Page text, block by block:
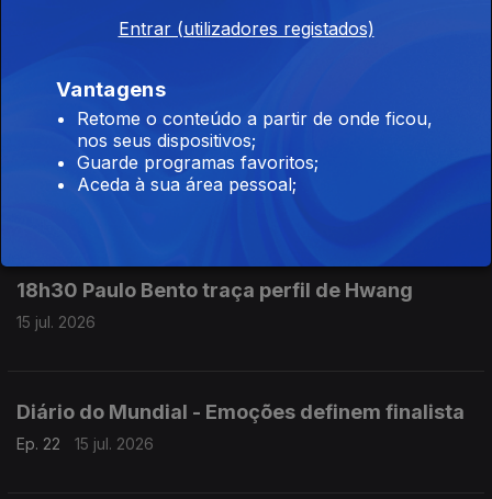
17 jul. 2026
12h30 Pode o Benfica antecipar castigo?
18h30 Paulo Bento traça perfil de Hwang
15 jul. 2026
Diário do Mundial - Emoções definem finalista
Ep. 22 15 jul. 2026
Entrar (utilizadores registados)
Vantagens
Retome o conteúdo a partir de onde ficou,
nos seus dispositivos;
Guarde programas favoritos;
Aceda à sua área pessoal;